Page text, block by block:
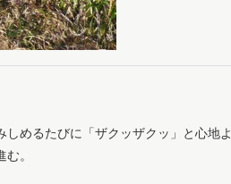
めるたびに「ザクッザクッ」と心地よ
。